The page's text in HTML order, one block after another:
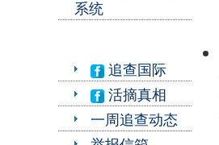
系统
追查国际
活摘真相
一周追查动态